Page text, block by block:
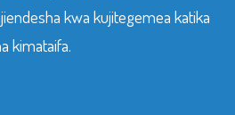
kwa kujitegemea katika
kimataifa.